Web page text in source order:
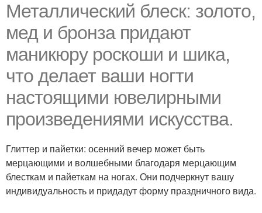
Металлический блеск: золото,
мед и бронза придают
маникюру роскоши и шика,
что делает ваши ногти
настоящими ювелирными
произведениями искусства.
Глиттер и пайетки: осенний вечер может быть
мерцающими и волшебными благодаря мерцающим
блесткам и пайеткам на ногах. Они подчеркнут вашу
индивидуальность и придадут форму праздничного вида.